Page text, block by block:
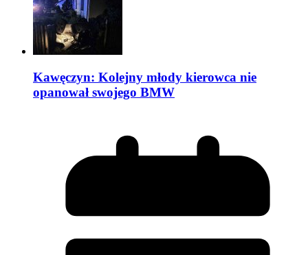
Kawęczyn: Kolejny młody kierowca nie
opanował swojego BMW